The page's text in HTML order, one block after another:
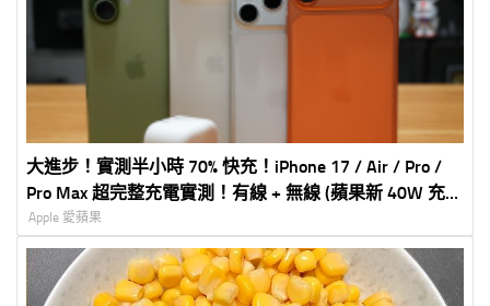
大進步！實測半小時 70% 快充！iPhone 17 / Air / Pro /
Pro Max 超完整充電實測！有線 + 無線 (蘋果新 40W 充電
器實測)
Apple 愛蘋果